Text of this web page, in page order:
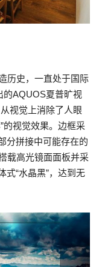
历史，一直处于国际
的AQUOS夏普旷视
视觉上消除了人眼
的视觉效果。边框采
分拼接中可能存在的
载高光镜面面板并采
式“水晶黑”，达到无